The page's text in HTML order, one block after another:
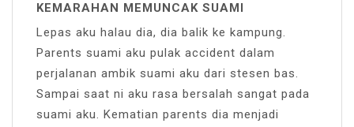
KEMARAHAN MEMUNCAK SUAMI
Lepas aku halau dia, dia balik ke kampung.
Parents suami aku pulak accident dalam
perjalanan ambik suami aku dari stesen bas.
Sampai saat ni aku rasa bersalah sangat pada
suami aku. Kematian parents dia menjadi